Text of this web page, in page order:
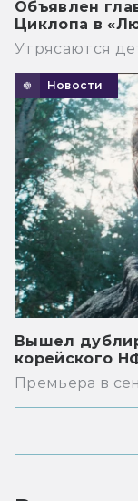
Объявлен
Циклопа в
Утрясаются
Новости
Вышел
корейского
Премьера в